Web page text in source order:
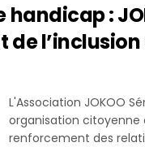
:
L'Association JOKOO
organisation
renforcement des